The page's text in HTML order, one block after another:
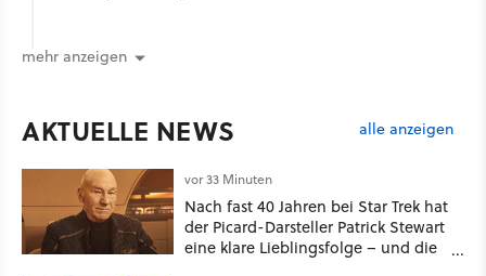
mehr anzeigen
AKTUELLE NEWS alle anzeigen
vor 33 Minuten
Nach fast 40 Jahren bei Star Trek hat
der Picard-Darsteller Patrick Stewart
eine klare Lieblingsfolge – und die